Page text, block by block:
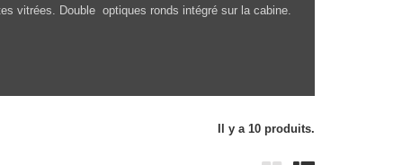
vitrées. Double optiques ronds intégré sur la cabine.
Il y a 10 produits.